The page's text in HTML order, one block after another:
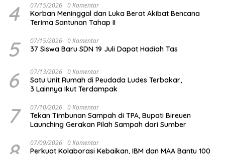
4 07/15/2026 0 Komentar
Korban Meninggal dan Luka Berat Akibat Bencana
Terima Santunan Tahap II
5 07/15/2026 0 Komentar
37 Siswa Baru SDN 19 Juli Dapat Hadiah Tas
6 07/13/2026 0 Komentar
Satu Unit Rumah di Peudada Ludes Terbakar,
3 Lainnya Ikut Terdampak
7 07/10/2026 0 Komentar
Tekan Timbunan Sampah di TPA, Bupati Bireuen
Launching Gerakan Pilah Sampah dari Sumber
07/09/2026 0 Komentar
Perkuat Kolaborasi Kebaikan, IBM dan MAA Bantu 100